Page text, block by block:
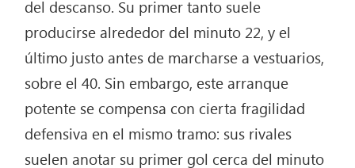
del descanso. Su primer tanto suele
producirse alrededor del minuto 22, y el
último justo antes de marcharse a vestuarios,
sobre el 40. Sin embargo, este arranque
potente se compensa con cierta fragilidad
defensiva en el mismo tramo: sus rivales
suelen anotar su primer gol cerca del minuto